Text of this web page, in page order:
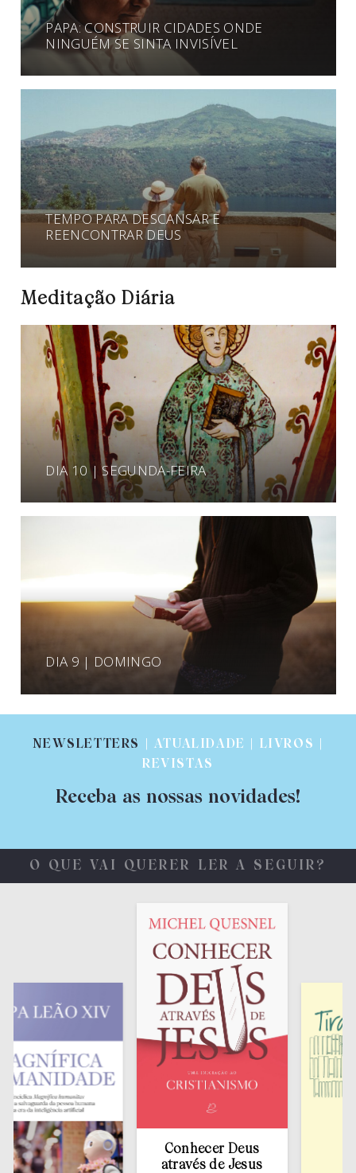
PAPA: CONSTRUIR CIDADES ONDE
NINGUÉM SE SINTA INVISÍVEL
TEMPO PARA DESCANSAR E
REENCONTRAR DEUS
Meditação Diária
DIA 10 | SEGUNDA-FEIRA
DIA 9 | DOMINGO
NEWSLETTERS
| ATUALIDADE | LIVROS |
REVISTAS
Receba as nossas novidades!
O QUE VAI QUERER LER A SEGUIR?
Conhecer Deus
através de Jesus